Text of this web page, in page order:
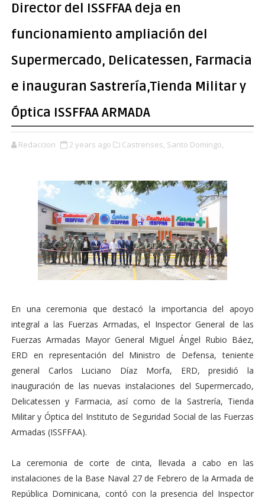
Director del ISSFFAA deja en
funcionamiento ampliación del
Supermercado, Delicatessen, Farmacia
e inauguran Sastrería,Tienda Militar y
Óptica ISSFFAA ARMADA
Redaccion 2 years ago Castrenses, Santo Domingo,
En una ceremonia que destacó la importancia del apoyo
integral a las Fuerzas Armadas, el Inspector General de las
Fuerzas Armadas Mayor General Miguel Ángel Rubio Báez,
ERD en representación del Ministro de Defensa, teniente
general Carlos Luciano Díaz Morfa, ERD, presidió la
inauguración de las nuevas instalaciones del Supermercado,
Delicatessen y Farmacia, así como de la Sastrería, Tienda
Militar y Óptica del Instituto de Seguridad Social de las Fuerzas
Armadas (ISSFFAA).
La ceremonia de corte de cinta, llevada a cabo en las
instalaciones de la Base Naval 27 de Febrero de la Armada de
República Dominicana, contó con la presencia del Inspector